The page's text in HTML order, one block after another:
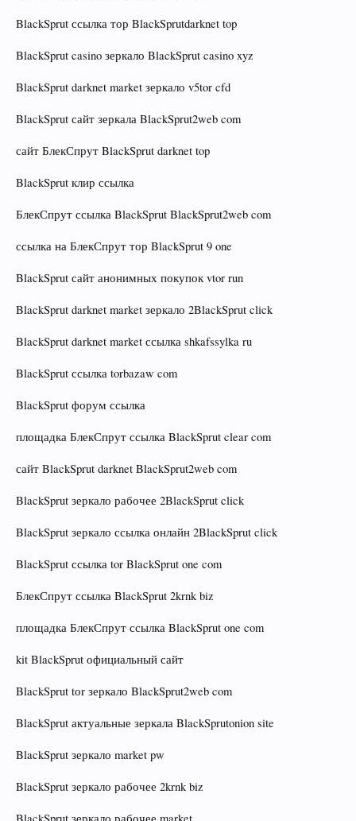
BlackSprut ссылка тор BlackSprutdarknet top
BlackSprut casino зеркало BlackSprut casino xyz
BlackSprut darknet market зеркало v5tor cfd
BlackSprut сайт зеркала BlackSprut2web com
сайт БлекСпрут BlackSprut darknet top
BlackSprut клир ссылка
БлекСпрут ссылка BlackSprut BlackSprut2web com
ссылка на БлекСпрут тор BlackSprut 9 one
BlackSprut сайт анонимных покупок vtor run
BlackSprut darknet market зеркало 2BlackSprut click
BlackSprut darknet market ссылка shkafssylka ru
BlackSprut ссылка torbazaw com
BlackSprut форум ссылка
площадка БлекСпрут ссылка BlackSprut clear com
сайт BlackSprut darknet BlackSprut2web com
BlackSprut зеркало рабочее 2BlackSprut click
BlackSprut зеркало ссылка онлайн 2BlackSprut click
BlackSprut ссылка tor BlackSprut one com
БлекСпрут ссылка BlackSprut 2krnk biz
площадка БлекСпрут ссылка BlackSprut one com
kit BlackSprut официальный сайт
BlackSprut tоr зеркало BlackSprut2web com
BlackSprut актуальные зеркала BlackSprutonion site
BlackSprut зеркало market pw
BlackSprut зеркало рабочее 2krnk biz